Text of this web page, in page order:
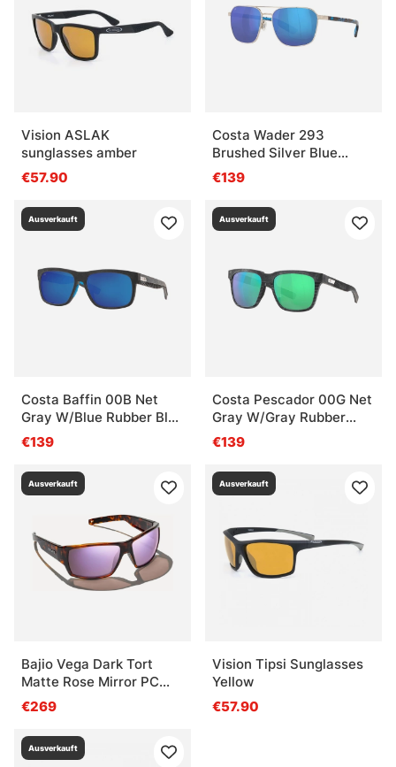
Vision ASLAK
sunglasses amber
€57.90
Costa Wader 293
Brushed Silver Blue
Mirror 580P
€139
Ausverkauft
Costa Baffin 00B Net
Gray W/Blue Rubber Blue
Mirror 580G
€139
Ausverkauft
Costa Pescador 00G Net
Gray W/Gray Rubber
Green Mirror 580G
€139
Ausverkauft
Bajio Vega Dark Tort
Matte Rose Mirror PC
+2,00
€269
Ausverkauft
Vision Tipsi Sunglasses
Yellow
€57.90
Ausverkauft